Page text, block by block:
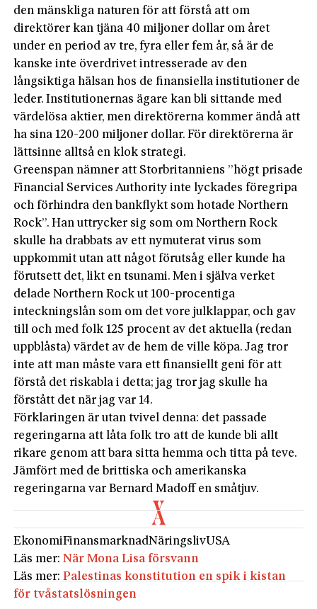
den mänskliga naturen för att förstå att om
direktörer kan tjäna 40 miljoner dollar om året
under en period av tre, fyra eller fem år, så är de
kanske inte överdrivet intresserade av den
långsiktiga hälsan hos de finansiella institutioner de
leder. Institutionernas ägare kan bli sittande med
värdelösa aktier, men direktörerna kommer ändå att
ha sina 120-200 miljoner dollar. För direktörerna är
lättsinne alltså en klok strategi.
Greenspan nämner att Storbritanniens ”högt prisade
Financial Services Authority inte lyckades föregripa
och förhindra den bankflykt som hotade Northern
Rock”. Han uttrycker sig som om Northern Rock
skulle ha drabbats av ett nymuterat virus som
uppkommit utan att något förutsåg eller kunde ha
förutsett det, likt en tsunami. Men i själva verket
delade Northern Rock ut 100-procentiga
inteckningslån som om det vore julklappar, och gav
till och med folk 125 procent av det aktuella (redan
uppblåsta) värdet av de hem de ville köpa. Jag tror
inte att man måste vara ett finansiellt geni för att
förstå det riskabla i detta; jag tror jag skulle ha
förstått det när jag var 14.
Förklaringen är utan tvivel denna: det passade
regeringarna att låta folk tro att de kunde bli allt
rikare genom att bara sitta hemma och titta på teve.
Jämfört med de brittiska och amerikanska
regeringarna var Bernard Madoff en småtjuv.
EkonomiFinansmarknadNäringslivUSA
Läs mer:När Mona Lisa försvann
Läs mer:Palestinas konstitution en spik i kistan
för tvåstatslösningen